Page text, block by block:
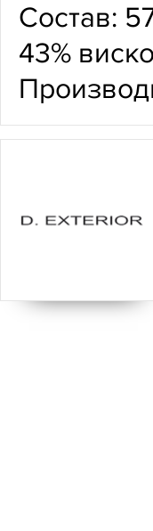
Состав:
43%